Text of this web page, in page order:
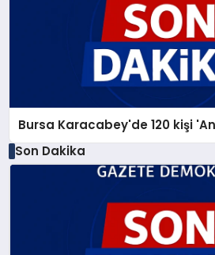
Bursa Karacabey'de 120 kişi
Son Dakika